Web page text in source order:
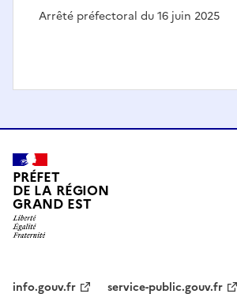
Arrêté préfectoral du 16 juin 2025
PRÉFET
DE LA RÉGION
GRAND EST
info.gouv.fr service-public.gouv.fr